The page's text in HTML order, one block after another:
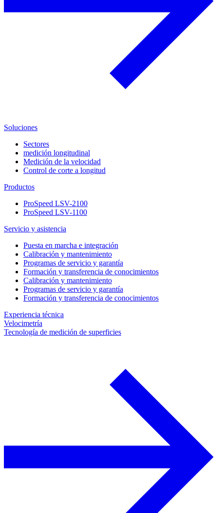
Soluciones
Sectores
medición longitudinal
Medición de la velocidad
Control de corte a longitud
Productos
ProSpeed LSV-2100
ProSpeed LSV-1100
Servicio y asistencia
Puesta en marcha e integración
Calibración y mantenimiento
Programas de servicio y garantía
Formación y transferencia de conocimientos
Calibración y mantenimiento
Programas de servicio y garantía
Formación y transferencia de conocimientos
Experiencia técnica
Velocimetría
Tecnología de medición de superficies